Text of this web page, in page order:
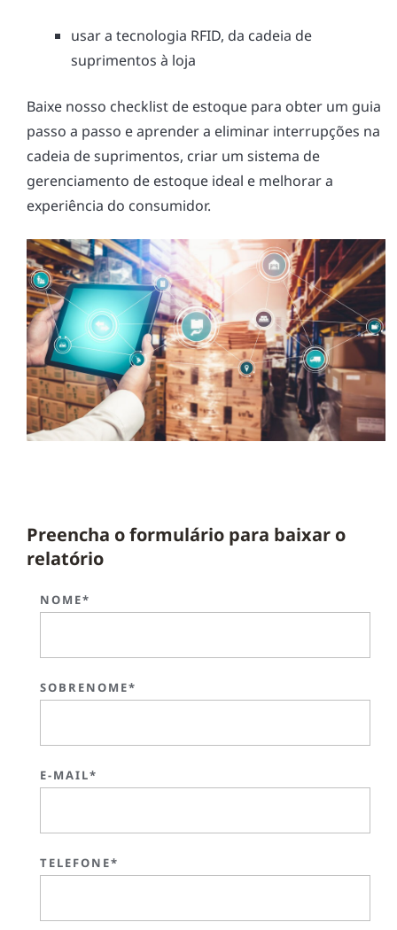
usar a tecnologia RFID, da cadeia de
suprimentos à loja
Baixe nosso checklist de estoque para obter um guia
passo a passo e aprender a eliminar interrupções na
cadeia de suprimentos, criar um sistema de
gerenciamento de estoque ideal e melhorar a
experiência do consumidor.
Preencha o formulário para baixar o
relatório
NOME*
SOBRENOME*
E-MAIL*
TELEFONE*